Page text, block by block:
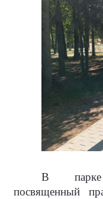
В парке
посвященный